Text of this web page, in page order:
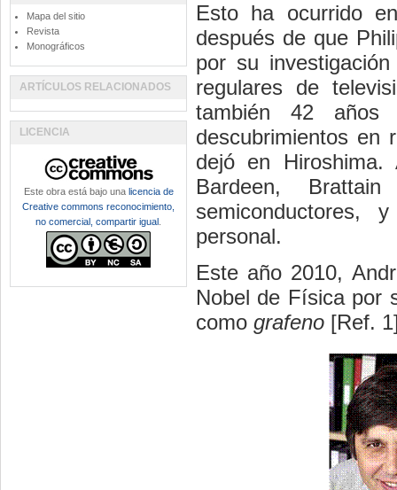
Esto ha ocurrido
después de que
por su
regulares de
también 42
descubrimientos en
dejó en
Bardeen,
semiconductores,
personal.
Este año 2010,
Nobel de Física por
como grafeno [Ref.
Mapa del sitio
Revista
Monográficos
ARTÍCULOS RELACIONADOS
LICENCIA
Este obra está bajo una licencia de
Creative commons reconocimiento,
no comercial, compartir igual